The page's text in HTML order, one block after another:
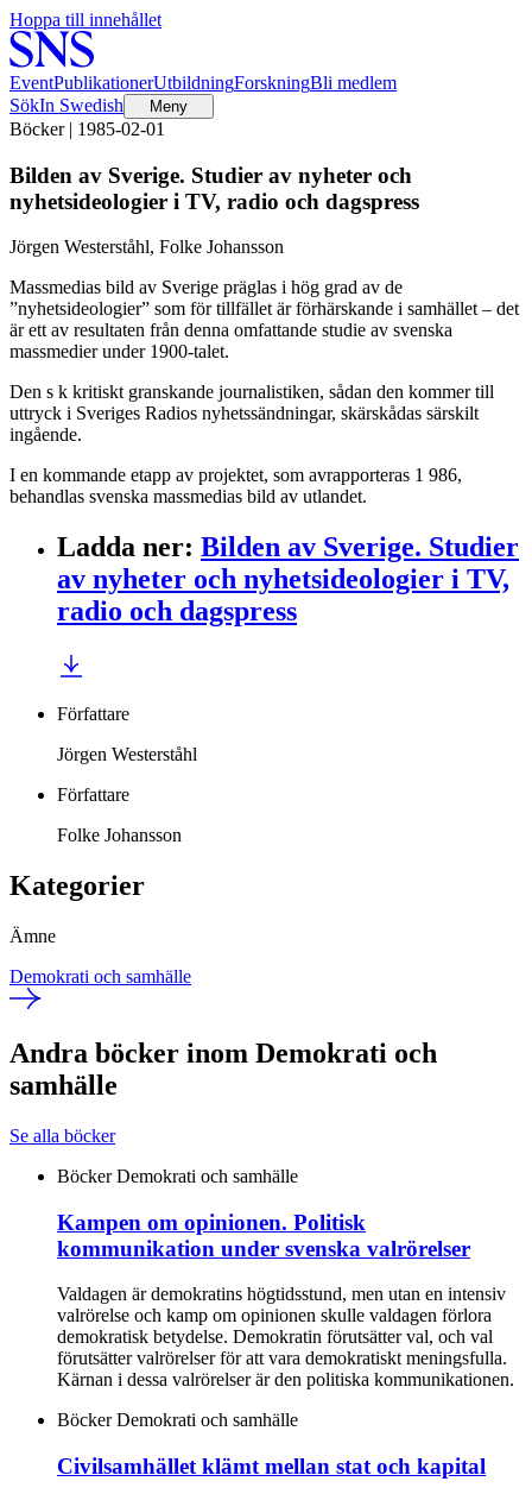
Hoppa till innehållet
EventPublikationerUtbildningForskningBli medlem
SökIn Swedish Meny
Böcker | 1985-02-01
Bilden av Sverige. Studier av nyheter och
nyhetsideologier i TV, radio och dagspress
Jörgen Westerståhl, Folke Johansson
Massmedias bild av Sverige präglas i hög grad av de
”nyhetsideologier” som för tillfället är förhärskande i samhället – det
är ett av resultaten från denna omfattande studie av svenska
massmedier under 1900-talet.
Den s k kritiskt granskande journalistiken, sådan den kommer till
uttryck i Sveriges Radios nyhetssändningar, skärskådas särskilt
ingående.
I en kommande etapp av projektet, som avrapporteras 1 986,
behandlas svenska massmedias bild av utlandet.
Ladda ner: Bilden av Sverige. Studier
av nyheter och nyhetsideologier i TV,
radio och dagspress
Författare
Jörgen Westerståhl
Författare
Folke Johansson
Kategorier
Ämne
Demokrati och samhälle
Andra böcker inom Demokrati och
samhälle
Se alla böcker
Böcker Demokrati och samhälle
Kampen om opinionen. Politisk
kommunikation under svenska valrörelser
Valdagen är demokratins högtidsstund, men utan en intensiv
valrörelse och kamp om opinionen skulle valdagen förlora
demokratisk betydelse. Demokratin förutsätter val, och val
förutsätter valrörelser för att vara demokratiskt meningsfulla.
Kärnan i dessa valrörelser är den politiska kommunikationen.
Böcker Demokrati och samhälle
Civilsamhället klämt mellan stat och kapital